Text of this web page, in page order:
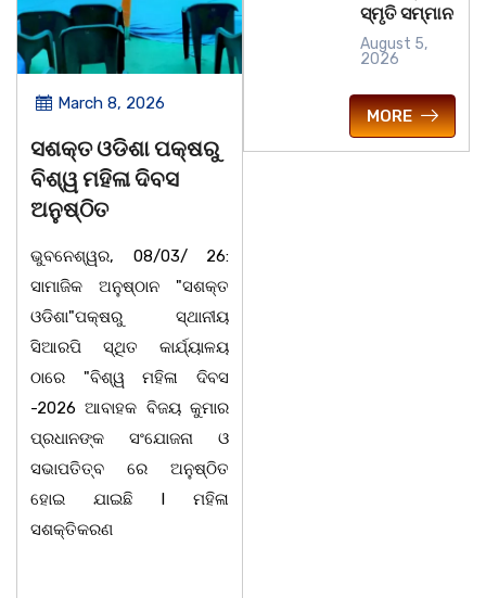
March 8, 2026
ସଶକ୍ତ ଓଡିଶା ପକ୍ଷରୁ
ବିଶ୍ୱ ମହିଳା ଦିବସ
ଅନୁଷ୍ଠିତ
ଭୁବନେଶ୍ୱର, 08/03/ 26:
ସାମାଜିକ ଅନୁଷ୍ଠାନ "ସଶକ୍ତ
ଓଡିଶା"ପକ୍ଷରୁ ସ୍ଥାନୀୟ
ସିଆରପି ସ୍ଥିତ କାର୍ଯ୍ୟାଳୟ
ଠାରେ "ବିଶ୍ୱ ମହିଳା ଦିବସ
-2026 ଆବାହକ ବିଜୟ କୁମାର
ପ୍ରଧାନଙ୍କ ସଂଯୋଜନା ଓ
ସଭାପତିତ୍ବ ରେ ଅନୁଷ୍ଠିତ
ହୋଇ ଯାଇଛି l ମହିଳା
ସଶକ୍ତିକରଣ
March 8, 2026
ଆନ୍ତର୍ଜାତୀୟ ମହିଳା
ସ୍ମୃତି ସମ୍ମାନ
August 5,
2026
MORE